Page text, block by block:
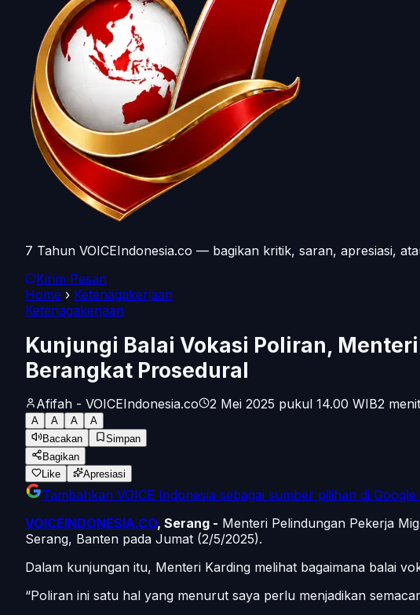
7 Tahun VOICEIndonesia.co — bagikan kritik, saran, apresiasi,
Kirim Pesan
Home › Ketenagakerjaan
Ketenagakerjaan
Kunjungi Balai Vokasi Poliran,
Berangkat Prosedural
Afifah - VOICEIndonesia.co 2 Mei 2025 pukul 14.00 WIB2
A A A
A
Bacakan
Simpan
Bagikan
Like
Apresiasi
Tambahkan VOICE Indonesia sebagai sumber pilihan di Google
VOICEINDONESIA.CO, Serang - Menteri Pelindungan Pekerja
Serang, Banten pada Jumat (2/5/2025).
Dalam kunjungan itu, Menteri Karding melihat bagaimana balai
“Poliran ini satu hal yang menurut saya perlu menjadikan